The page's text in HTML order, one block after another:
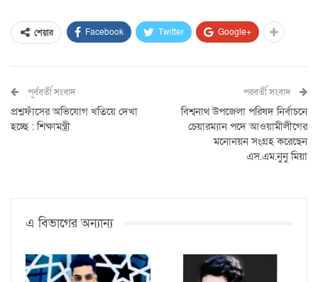
শেয়ার Facebook Twitter Google+
পূর্ববর্তী সংবাদ
প্রশ্নফাঁসের অভিযোগ খতিয়ে দেখা
হচ্ছে : শিক্ষামন্ত্রী
পরবর্তী সংবাদ
বিশ্বনাথ উপজেলা পরিষদ নির্বাচনে
চেয়ারম্যান পদে আওয়ামীলীগের
মনোনয়ন সংগ্রহ করেছেন
এস.এম.নুনু মিয়া
এ বিভাগের অন্যান্য